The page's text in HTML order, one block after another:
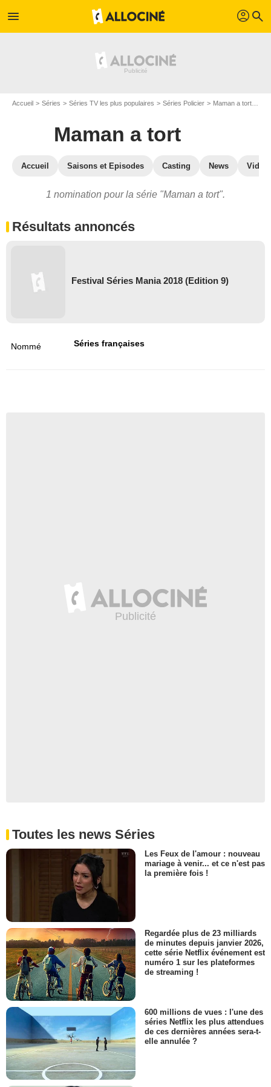
menu profil search
Accueil Séries Séries TV les plus populaires Séries Policier Maman a tort
Maman a tort
Accueil Saisons et Episodes Casting News
1 nomination pour la série "Maman a tort".
Résultats annoncés
Festival Séries Mania 2018 (Edition 9)
Nommé Séries françaises
Toutes les news Séries
Les Feux de l'amour : nouveau
mariage à venir... et ce n'est pas
la première fois !
Regardée plus de 23 milliards
de minutes depuis janvier 2026,
cette série Netflix événement est
numéro 1 sur les plateformes
de streaming !
600 millions de vues : l'une des
séries Netflix les plus attendues
de ces dernières années sera-t-
elle annulée ?